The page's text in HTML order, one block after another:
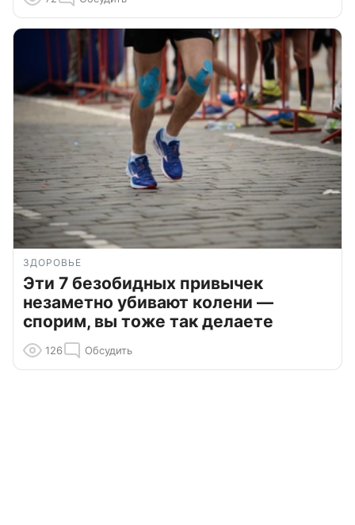
ЗДОРОВЬЕ
Эти 7 безобидных привычек
незаметно убивают колени —
спорим, вы тоже так делаете
126 Обсудить